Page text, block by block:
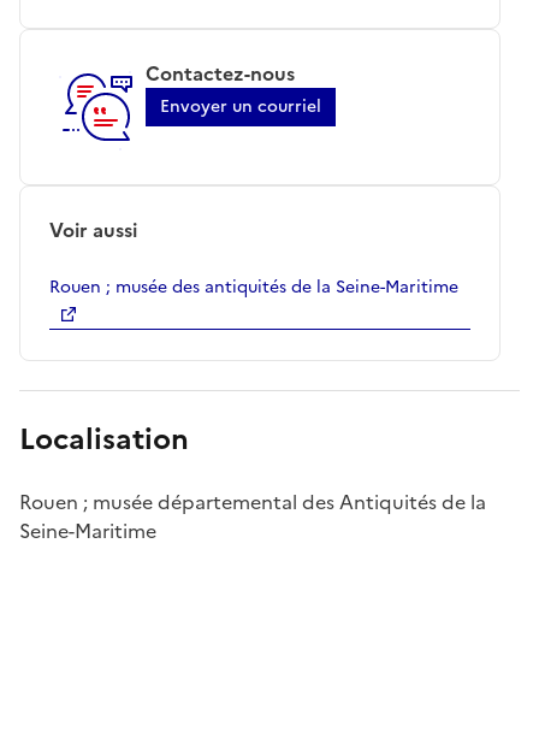
Contactez-nous
Envoyer un courriel
Voir aussi
Rouen ; musée des antiquités de la Seine-Maritime
Localisation
Rouen ; musée départemental des Antiquités de la
Seine-Maritime